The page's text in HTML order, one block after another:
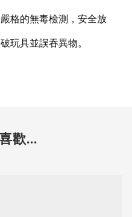
格的無毒檢測，安全放
玩具並誤吞異物。
歡...